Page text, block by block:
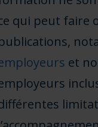
qui peut faire
et